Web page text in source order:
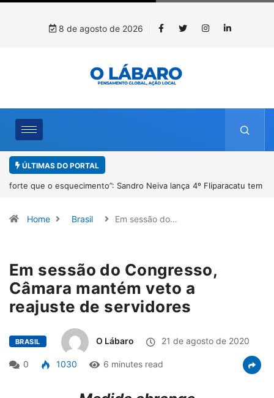
8 de agosto de 2026
ÚLTIMAS DO PORTAL
4º Fliparacatu tem inscrições abertas para o Prêmio de Redação e
Home Brasil Em sessão do…
Em sessão do Congresso,
Câmara mantém veto a
reajuste de servidores
BRASIL O Lábaro 21 de agosto de 2020
0 1030 6 minutes read